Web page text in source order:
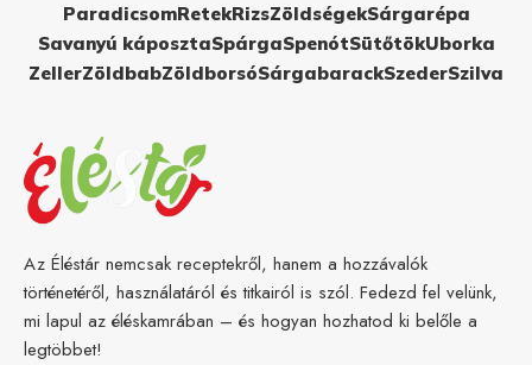
ParadicsomRetekRizsZöldségekSárgarépa
Savanyú káposztaSpárgaSpenótSütőtökUborka
ZellerZöldbabZöldborsóSárgabarackSzederSzilva
Az Éléstár nemcsak receptekről, hanem a hozzávalók
történetéről, használatáról és titkairól is szól. Fedezd fel velünk,
mi lapul az éléskamrában – és hogyan hozhatod ki belőle a
legtöbbet!